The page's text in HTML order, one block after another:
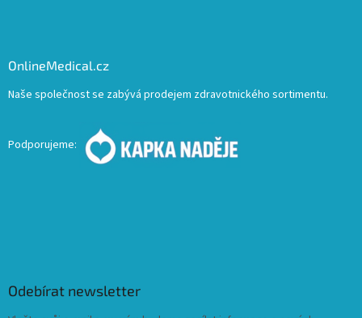
OnlineMedical.cz
Naše společnost se zabývá prodejem zdravotnického sortimentu.
Podporujeme:
Odebírat newsletter